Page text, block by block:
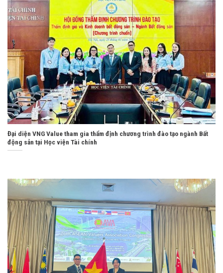
Đại diện VNG Value tham gia thẩm định chương trình đào tạo ngành Bất
động sản tại Học viện Tài chính